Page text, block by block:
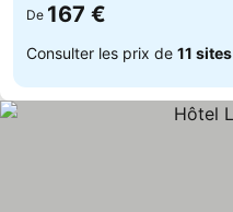
De 167 €
Consulter les prix de 11 sites